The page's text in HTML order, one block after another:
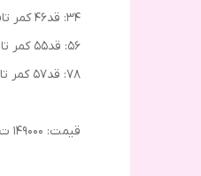
۳۴: قد۴۶ کمر تافاق۲۲ عرض کمر۲5
۵۶: قد۵۵ کمر تافاق۲۳ عرض کمر۲۸
۷۸: قد57 کمر تافاق۲3 عرض کمر۲8
قیمت: ۱۴۹۰۰۰ ت